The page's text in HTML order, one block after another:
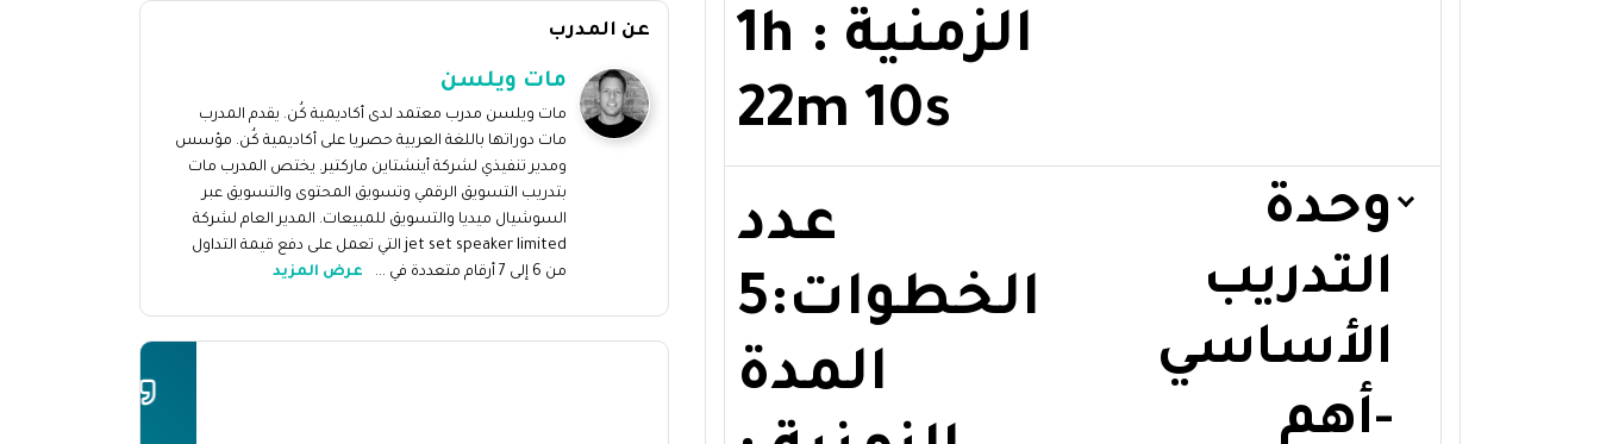
الزمنية : 1h
22m 10s
وحدة
التدريب
الأساسي
-أهم
عدد
الخطوات:5
المدة
عن المدرب
مات ويلسن
مات ويلسن مدرب معتمد لدى أكاديمية كُن. يقدم المدرب
مات دوراتها باللغة العربية حصريا على أكاديمية كُن. مؤسس
ومدير تنفيذي لشركة أينشتاين ماركتير. يختص المدرب مات
بتدريب التسويق الرقمي وتسويق المحتوى والتسويق عبر
السوشيال ميديا والتسويق للمبيعات. المدير العام لشركة
jet set speaker limited التي تعمل على دفع قيمة التداول
من 6 إلى 7 أرقام متعددة في ...
عرض المزيد